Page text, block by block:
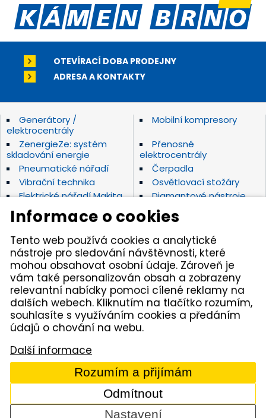
OTEVÍRACÍ DOBA PRODEJNY
ADRESA A KONTAKTY
Generátory /
elektrocentrály
Mobilní kompresory
ZenergieZe: systém
skladování energie
Přenosné
elektrocentrály
Pneumatické nářadí
Čerpadla
Vibrační technika
Osvětlovací stožáry
Elektrické nářadí Makita
Diamantové nástroje
Hydraulické nářadí
Motorová kladiva
Závěsná hydraulická
kladiva
Zahradní technika
Akumulátorové stroje
Značky
Kámen Brno, spol. s r.o. – spolehlivý partner pro
opravdové řemeslníky. Zajišťujeme autorizovaný servis
pracovních strojů i nářadí, a provozujeme půjčovnu
nářadí v Tišnově. Specializujeme se na prodej nářadí
značek Permon, Atlas Copco, Husqvarna, Makita, NTC,
a zahradní techniky Dolmar aj. Dodáváme kamenivo
z našich vlastních lomů.
© 2005 - 2026 Kámen Brno, spol. s r. o. - Všechna práva
vyhrazena
Comerto
Informace o cookies
Tento web používá cookies a analytické
nástroje pro sledování návštěvnosti, které
mohou obsahovat osobní údaje. Zároveň je
vám také personalizován obsah a zobrazeny
relevantní nabídky pomoci cílené reklamy na
dalších webech. Kliknutím na tlačítko rozumím,
souhlasíte s využíváním cookies a předáním
údajů o chování na webu.
Další informace
Rozumím a přijímám
Odmítnout
Nastavení